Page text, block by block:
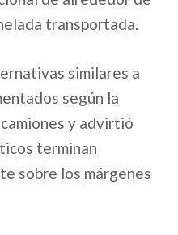
transportada.
similares a
según la
y advirtió
terminan
sobre los márgenes